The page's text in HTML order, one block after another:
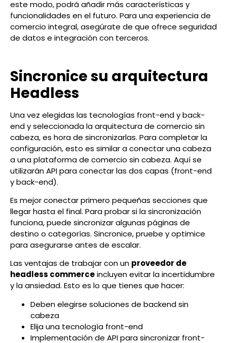
este modo, podrá añadir más características y
funcionalidades en el futuro. Para una experiencia de
comercio integral, asegúrate de que ofrece seguridad
de datos e integración con terceros.
Sincronice su arquitectura
Headless
Una vez elegidas las tecnologías front-end y back-
end y seleccionada la arquitectura de comercio sin
cabeza, es hora de sincronizarlas. Para completar la
configuración, esto es similar a conectar una cabeza
a una plataforma de comercio sin cabeza. Aquí se
utilizarán API para conectar las dos capas (front-end
y back-end).
Es mejor conectar primero pequeñas secciones que
llegar hasta el final. Para probar si la sincronización
funciona, puede sincronizar algunas páginas de
destino o categorías. Sincronice, pruebe y optimice
para asegurarse antes de escalar.
Las ventajas de trabajar con un proveedor de
headless commerceincluyen evitar la incertidumbre
y la ansiedad. Esto es lo que tienes que hacer:
Deben elegirse soluciones de backend sin
cabeza
Elija una tecnología front-end
Implementación de API para sincronizar front-